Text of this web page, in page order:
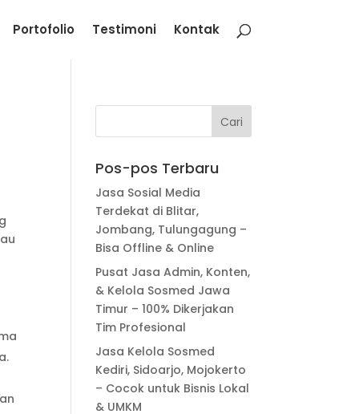
Portofolio Testimoni Kontak
Pos-pos Terbaru
Jasa Sosial Media
Terdekat di Blitar,
Jombang, Tulungagung –
Bisa Offline & Online
Pusat Jasa Admin, Konten,
& Kelola Sosmed Jawa
Timur – 100% Dikerjakan
Tim Profesional
Jasa Kelola Sosmed
Kediri, Sidoarjo, Mojokerto
– Cocok untuk Bisnis Lokal
& UMKM